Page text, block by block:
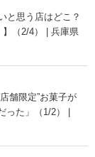
と思う店はどこ？
】（2/4） | 兵庫県
舗限定”お菓子が
た」（1/2） |